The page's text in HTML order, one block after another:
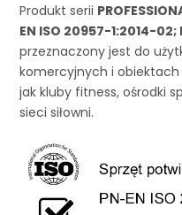
Produkt serii
EN ISO 20957-1:2014-02;
przeznaczony jest do
komercyjnych i
jak kluby fitness, ośrodki
sieci siłowni.